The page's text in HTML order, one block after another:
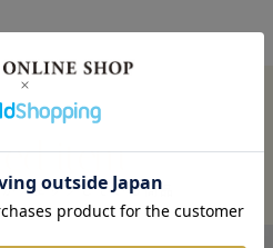
チェックしている商品